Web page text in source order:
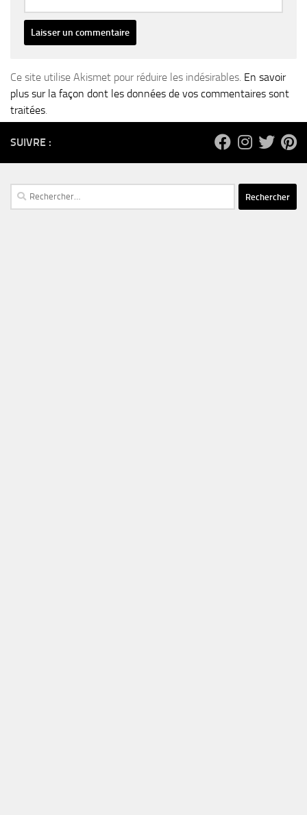
Ce site utilise Akismet pour réduire les indésirables. En savoir
plus sur la façon dont les données de vos commentaires sont
traitées.
SUIVRE :
Rechercher :